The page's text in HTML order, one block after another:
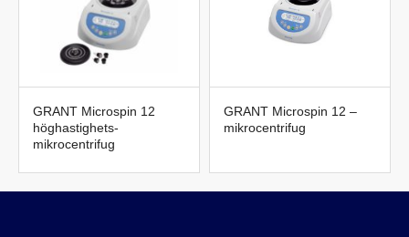
GRANT Microspin 12
höghastighets-
mikrocentrifug
GRANT Microspin 12 –
mikrocentrifug